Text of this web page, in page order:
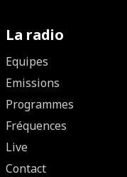
La radio
Equipes
Emissions
Programmes
Fréquences
Live
Contact